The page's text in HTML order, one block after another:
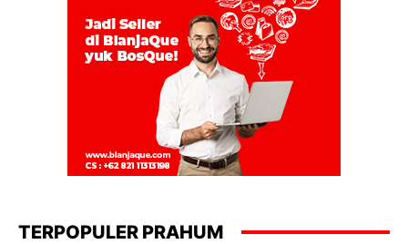
TERPOPULER PRAHUM